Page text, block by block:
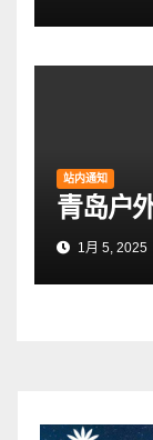
站内通知
青岛户
1月 5, 2025